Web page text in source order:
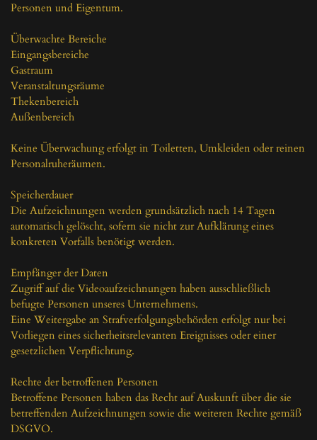
Personen und Eigentum.
Überwachte Bereiche
Eingangsbereiche
Gastraum
Veranstaltungsräume
Thekenbereich
Außenbereich
Keine Überwachung erfolgt in Toiletten, Umkleiden oder reinen
Personalruheräumen.
Speicherdauer
Die Aufzeichnungen werden grundsätzlich nach 14 Tagen
automatisch gelöscht, sofern sie nicht zur Aufklärung eines
konkreten Vorfalls benötigt werden.
Empfänger der Daten
Zugriff auf die Videoaufzeichnungen haben ausschließlich
befugte Personen unseres Unternehmens.
Eine Weitergabe an Strafverfolgungsbehörden erfolgt nur bei
Vorliegen eines sicherheitsrelevanten Ereignisses oder einer
gesetzlichen Verpflichtung.
Rechte der betroffenen Personen
Betroffene Personen haben das Recht auf Auskunft über die sie
betreffenden Aufzeichnungen sowie die weiteren Rechte gemäß
DSGVO.